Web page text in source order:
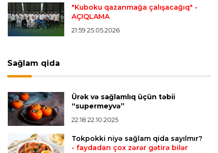
Offside 23:04 06.08.2026
Çimərlik voleybolu üzrə ölkə çempionatında
finalçılar müəyyənləşdi
Konfrans liqası
"Qarabağ" "Dinamo"ya minimal hesabla uduzdu
Bütün xəbərlər >>>
"Kuboku qazanmağa çalışacağıq" -
AÇIQLAMA
21:59 25.05.2026
Sağlam qida
Ürək və sağlamlıq üçün təbii
“supermeyvə”
22:18 22.10.2025
Tokpokki niyə sağlam qida sayılmır?
- faydadan çox zərər gətirə bilər